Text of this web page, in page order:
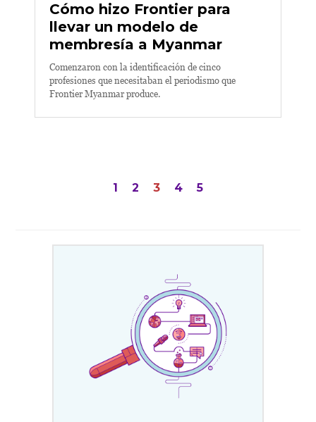
Cómo hizo Frontier para
llevar un modelo de
membresía a Myanmar
Comenzaron con la identificación de cinco
profesiones que necesitaban el periodismo que
Frontier Myanmar produce.
1 2 3 4 5